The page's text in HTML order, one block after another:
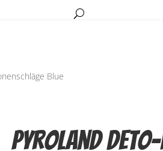
Blue
Pyroland